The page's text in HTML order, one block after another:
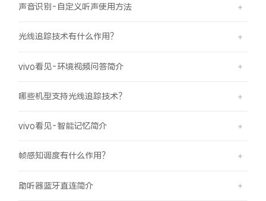
声音识别-自定义听声使用方法
光线追踪技术有什么作用？
vivo看见-环境视频问答简介
哪些机型支持光线追踪技术？
vivo看见-智能记忆简介
帧感知调度有什么作用？
助听器蓝牙直连简介